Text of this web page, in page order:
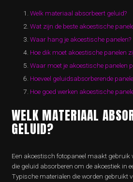
Welk materiaal absorbeert geluid?
Wat zijn de beste akoestische
Waar hang je akoestische panelen?
Hoe dik moet akoestische panelen
Waar moet je akoestische panelen
Hoeveel geluidsabsorberende
Hoe goed werken akoestische
WELK MATERIAAL
GELUID?
Een akoestisch fotopaneel maakt gebruik
die geluid absorberen om de akoestiek in
Typische materialen die worden gebruikt